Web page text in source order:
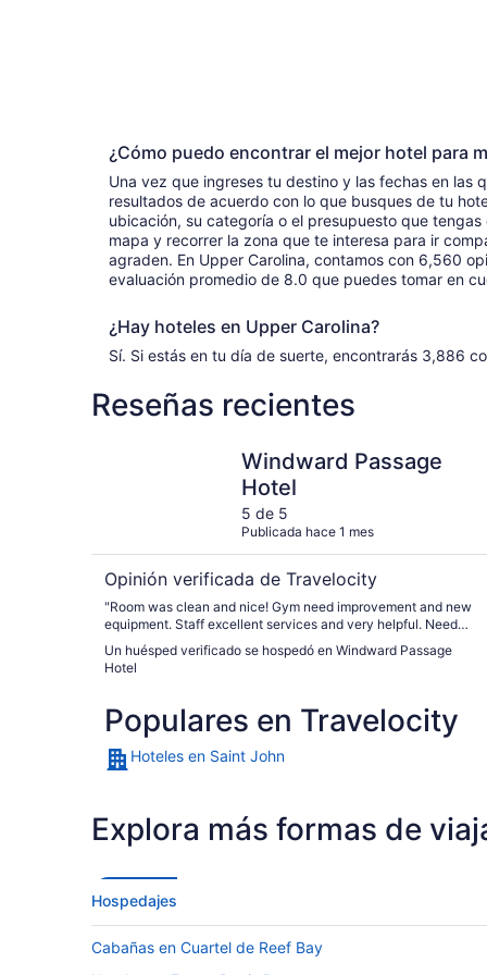
¿Cómo puedo encontrar el mejor hotel para
Una vez que ingreses tu destino y las fechas en las
resultados de acuerdo con lo que busques de tu
ubicación, su categoría o el presupuesto que
mapa y recorrer la zona que te interesa para ir
agraden. En Upper Carolina, contamos con 6,560
evaluación promedio de 8.0 que puedes tomar en
¿Hay hoteles en Upper Carolina?
Sí. Si estás en tu día de suerte, encontrarás 3,886
Reseñas recientes
Windward Passage
Hotel
5 de 5
Publicada hace 1 mes
Opinión verificada de Travelocity
"Room was clean and nice! Gym need improvement and new
equipment. Staff excellent services and very helpful. Need
again to open breakfast. The nearest was Frenchtown with
excellent food!"
Un huésped verificado se hospedó en Windward Passage
Hotel
Populares en Travelocity
Hoteles en Saint John
Explora más formas de
Hospedajes
Cabañas en Cuartel de Reef Bay